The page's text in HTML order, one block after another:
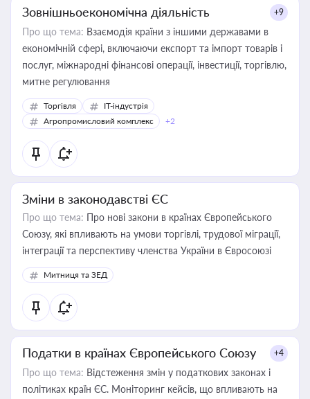
Зовнішньоекономічна діяльність +9
Про що тема: Взаємодія країни з іншими державами в
економічній сфері, включаючи експорт та імпорт товарів і
послуг, міжнародні фінансові операції, інвестиції, торгівлю,
митне регулювання
Торгівля
IT-індустрія
Агропромисловий комплекс
+2
Зміни в законодавстві ЄС
Про що тема: Про нові закони в країнах Європейського
Союзу, які впливають на умови торгівлі, трудової міграції,
інтеграції та перспективу членства України в Євросоюзі
Митниця та ЗЕД
Податки в країнах Європейського Союзу +4
Про що тема: Відстеження змін у податкових законах і
політиках країн ЄС. Моніторинг кейсів, що впливають на